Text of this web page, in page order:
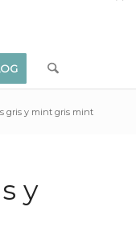
gris y mint gris mint
y